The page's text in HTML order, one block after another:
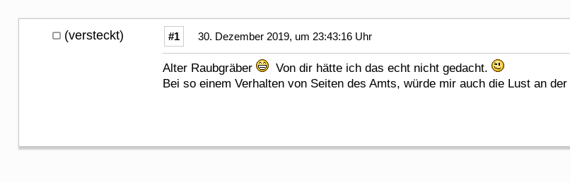
(versteckt) #1 30. Dezember 2019, um 23:43:16 Uhr
Alter Raubgräber
Von dir hätte ich das echt nicht gedacht.
Bei so einem Verhalten von Seiten des Amts, würde mir auch die Lust an